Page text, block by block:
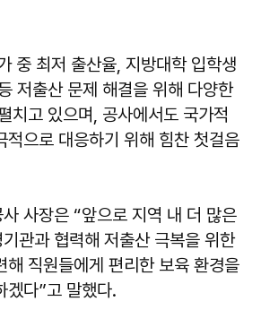
중 최저 출산율, 지방대학 입학생
저출산 문제 해결을 위해 다양한
치고 있으며, 공사에서도 국가적
적으로 대응하기 위해 힘찬 첫걸음
사장은 “앞으로 지역 내 더 많은
관과 협력해 저출산 극복을 위한
해 직원들에게 편리한 보육 환경을
겠다”고 말했다.